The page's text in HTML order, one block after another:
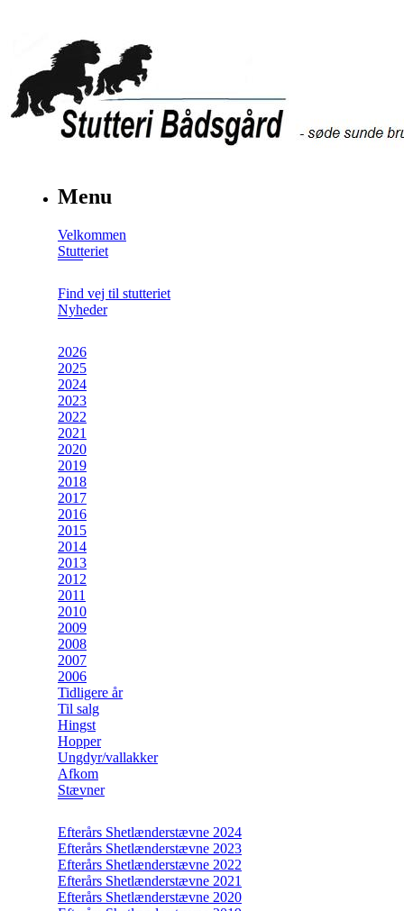
Menu
Velkommen
Stutteriet
Find vej til stutteriet
Nyheder
2026
2025
2024
2023
2022
2021
2020
2019
2018
2017
2016
2015
2014
2013
2012
2011
2010
2009
2008
2007
2006
Tidligere år
Til salg
Hingst
Hopper
Ungdyr/vallakker
Afkom
Stævner
Efterårs Shetlænderstævne 2024
Efterårs Shetlænderstævne 2023
Efterårs Shetlænderstævne 2022
Efterårs Shetlænderstævne 2021
Efterårs Shetlænderstævne 2020